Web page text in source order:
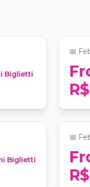
Biglietti
📅
da
Biglietti
📍
📅